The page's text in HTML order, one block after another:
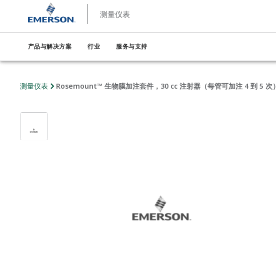
测量仪表
产品与解决方案 行业 服务与支持
测量仪表 Rosemount™ 生物膜加注套件，30 cc 注射器（每管可加注 4 到 5 次）